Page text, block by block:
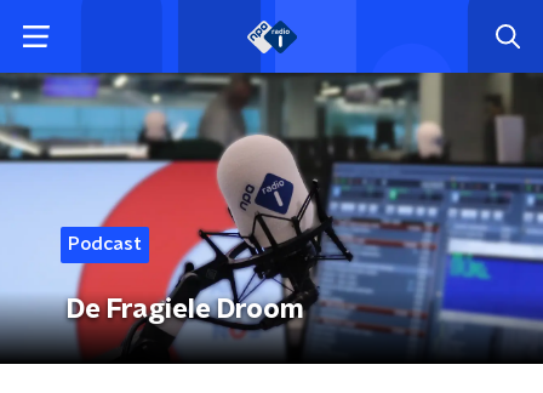
Podcast
De Fragiele Droom